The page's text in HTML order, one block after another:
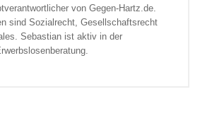
von Gegen-Hartz.de.
sind Sozialrecht, Gesellschaftsrecht
Sebastian ist aktiv in der